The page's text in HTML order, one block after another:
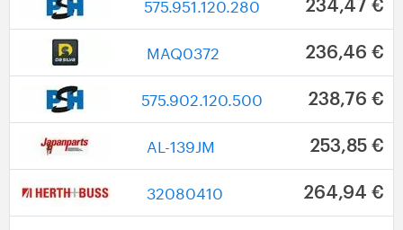
575.951.120.280 234,47 €
MAQ0372 236,46 €
575.902.120.500 238,76 €
AL-139JM 253,85 €
32080410 264,94 €